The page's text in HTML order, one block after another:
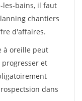
les-bains, il faut
chantiers
d'affaires.
à oreille peut
et
dans